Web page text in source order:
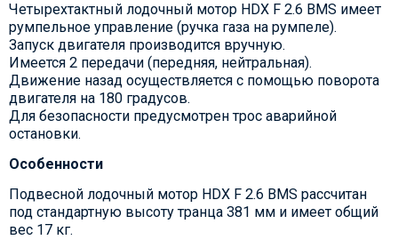
Четырехтактный лодочный мотор HDX F 2.6 BMS имеет
румпельное управление (ручка газа на румпеле).
Запуск двигателя производится вручную.
Имеется 2 передачи (передняя, нейтральная).
Движение назад осуществляется с помощью поворота
двигателя на 180 градусов.
Для безопасности предусмотрен трос аварийной
остановки.
Особенности
Подвесной лодочный мотор HDX F 2.6 BMS рассчитан
под стандартную высоту транца 381 мм и имеет общий
вес 17 кг.